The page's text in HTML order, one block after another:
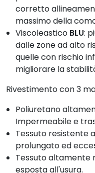
055 029
Descrizione
Previene le lesioni
anatomica, oltre a
desiderato. I supporti
dorsale e il supporto
una postura corretta.
FORMA ANATOMICA
Due tipologie di